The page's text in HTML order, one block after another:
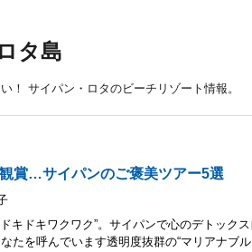
タ島
！ サイパン・ロタのビーチリゾート情報。
賞…サイパンのご褒美ツアー5選
キドキワクワク”。サイパンで心のデトック
たを呼んでいます透明度抜群の“マリアナブル